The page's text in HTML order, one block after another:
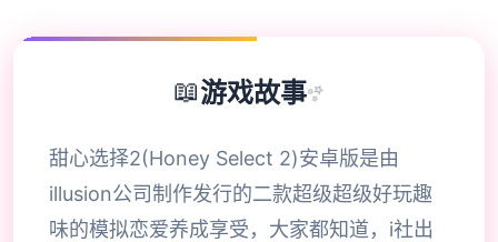
📖游戏故事✨
甜心选择2(Honey Select 2)安卓版是由
illusion公司制作发行的二款超级超级好玩趣
味的模拟恋爱养成享受，大家都知道，i社出